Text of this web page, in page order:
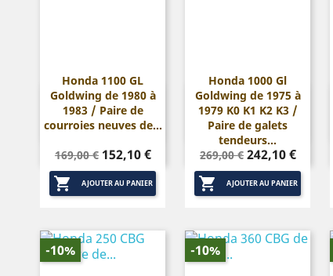
Honda 1100 GL
Goldwing de 1980 à
1983 / Paire de
courroies neuves de...
Prix
de
base
169,00 € Prix
152,10 €
 AJOUTER AU PANIER
Aperçu rapide
Honda 1000 Gl
Goldwing de 1975 à
1979 K0 K1 K2 K3 /
Paire de galets
tendeurs...
Prix
de
base
269,00 € Prix
242,10 €
 AJOUTER AU PANIER
Aperçu rapide
-10% -10%